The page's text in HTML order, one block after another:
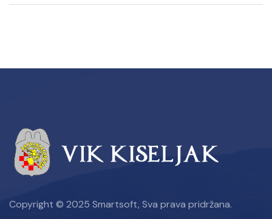
Copyright © 2025 Smartsoft, Sva prava pridržana.